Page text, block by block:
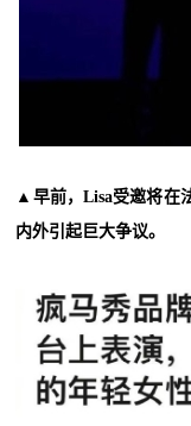
▲早前，Lisa受邀将在
内外引起巨大争议。